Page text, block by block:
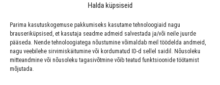
Halda küpsiseid
Parima kasutuskogemuse pakkumiseks kasutame tehnoloogiaid nagu
brauseriküpsised, et kasutaja seadme admeid salvestada ja/või neile juurde
pääseda. Nende tehnoloogiatega nõustumine võimaldab meil töödelda andmeid,
nagu veebilehe sirvimiskäitumine või kordumatud ID-d sellel saidil. Nõusoleku
mitteandmine või nõusoleku tagasivõtmine võib teatud funktsioonide töötamist
mõjutada.